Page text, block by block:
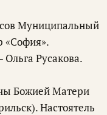
Муниципальный
«София».
Русакова.
Божией Матери
Настоятель